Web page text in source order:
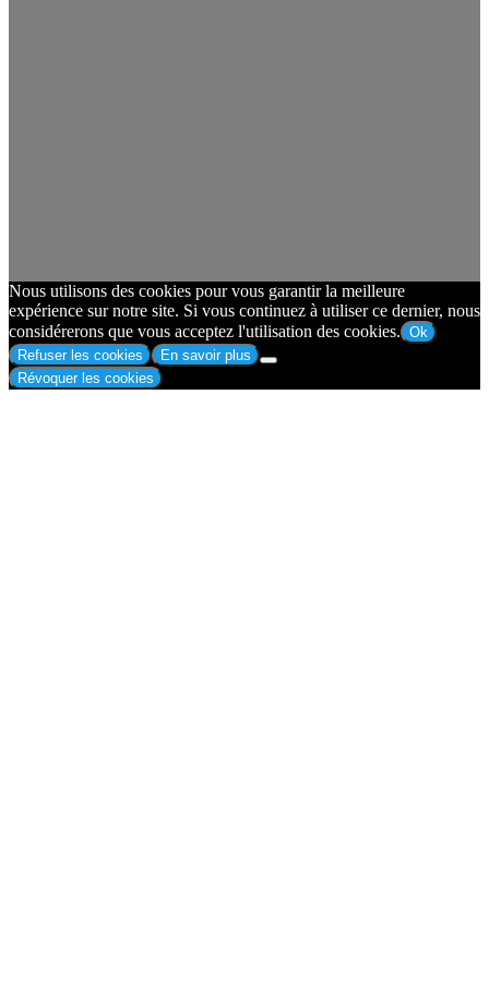
Nous utilisons des cookies pour vous garantir la meilleure
expérience sur notre site. Si vous continuez à utiliser ce dernier, nous
considérerons que vous acceptez l'utilisation des cookies. Ok
Refuser les cookies
En savoir plus
Révoquer les cookies